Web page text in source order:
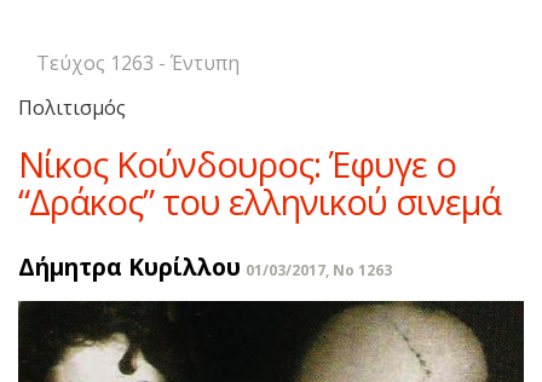
Τεύχος 1263 - Έντυπη
Πολιτισμός
Νίκος Κούνδουρος: Έφυγε ο
“Δράκος” του ελληνικού σινεμά
Δήμητρα Κυρίλλου 01/03/2017, No 1263